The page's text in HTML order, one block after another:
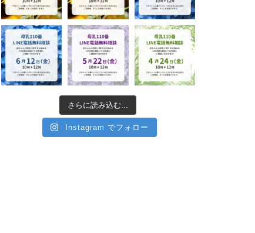
さらに読み込む...
Instagram でフォロー